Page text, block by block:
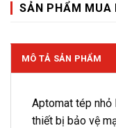
SẢN PHẨM MUA
MÔ TẢ SẢN PHẨM
Aptomat tép nhỏ
thiết bị bảo vệ